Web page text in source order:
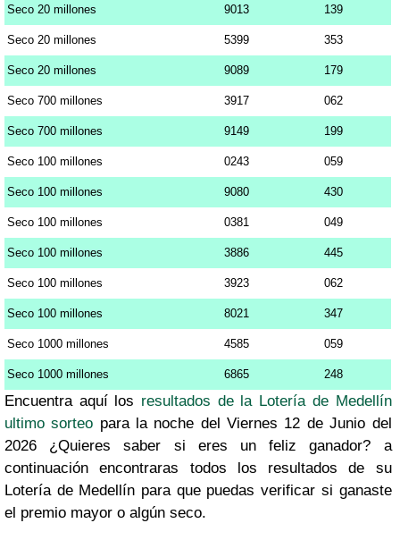
Seco 20 millones 9013 139
Seco 20 millones 5399 353
Seco 20 millones 9089 179
Seco 700 millones 3917 062
Seco 700 millones 9149 199
Seco 100 millones 0243 059
Seco 100 millones 9080 430
Seco 100 millones 0381 049
Seco 100 millones 3886 445
Seco 100 millones 3923 062
Seco 100 millones 8021 347
Seco 1000 millones 4585 059
Seco 1000 millones 6865 248
Encuentra aquí los resultados de la Lotería de Medellín
ultimo sorteo para la noche del Viernes 12 de Junio del
2026 ¿Quieres saber si eres un feliz ganador? a
continuación encontraras todos los resultados de su
Lotería de Medellín para que puedas verificar si ganaste
el premio mayor o algún seco.